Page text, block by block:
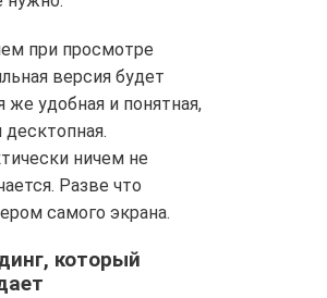
при просмотре
версия будет
же удобная и понятная,
десктопная.
ничем не
Разве что
самого экрана.
который